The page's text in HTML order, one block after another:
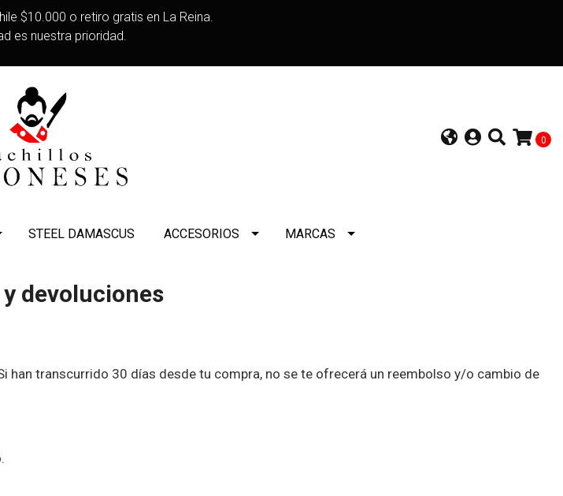
$10.000 o retiro gratis en La Reina.
es nuestra prioridad.
0
STEEL DAMASCUS ACCESORIOS MARCAS
devoluciones
transcurrido 30 días desde tu compra, no se te ofrecerá un reembolso y/o cambio de